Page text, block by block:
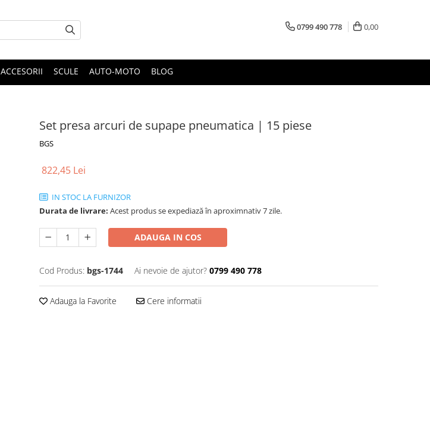
0799 490 778 0,00
ACCESORII SCULE AUTO-MOTO BLOG
Set presa arcuri de supape pneumatica | 15 piese
BGS
822,45 Lei
IN STOC LA FURNIZOR
Durata de livrare: Acest produs se expediază în aproximnativ 7 zile.
ADAUGA IN COS
Cod Produs: bgs-1744 Ai nevoie de ajutor? 0799 490 778
Adauga la Favorite Cere informatii